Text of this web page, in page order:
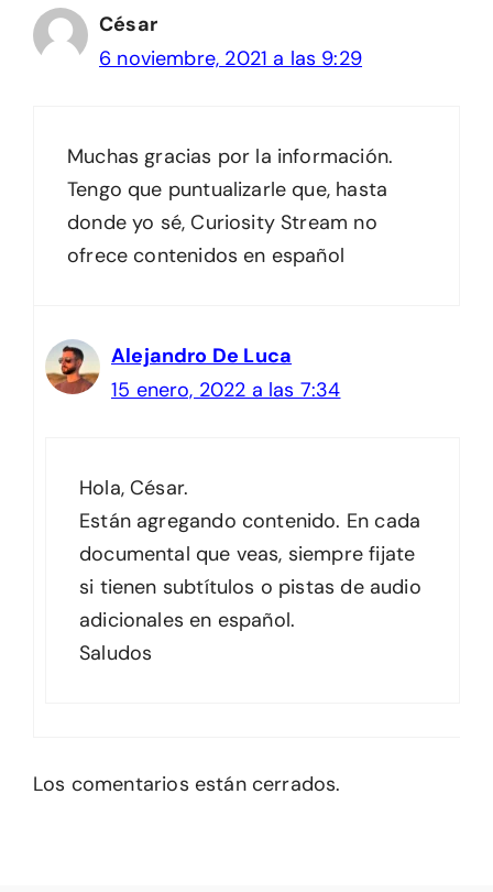
César
6 noviembre, 2021 a las 9:29
Muchas gracias por la información.
Tengo que puntualizarle que, hasta
donde yo sé, Curiosity Stream no
ofrece contenidos en español
Alejandro De Luca
15 enero, 2022 a las 7:34
Hola, César.
Están agregando contenido. En cada
documental que veas, siempre fijate
si tienen subtítulos o pistas de audio
adicionales en español.
Saludos
Los comentarios están cerrados.